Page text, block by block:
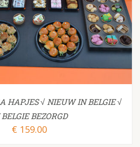
AAN WINKELWAGEN /
HAPJES √ NIEUW IN BELGIE √
BEZORGD
€ 159.00